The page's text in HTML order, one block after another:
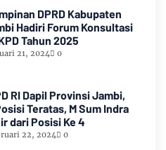
DPRD Kabupaten
Hadiri Forum Konsultasi
Tahun 2025
21, 2024 0
RI Dapil Provinsi Jambi,
Teratas, M Sum Indra
dari Posisi Ke 4
22, 2024 0